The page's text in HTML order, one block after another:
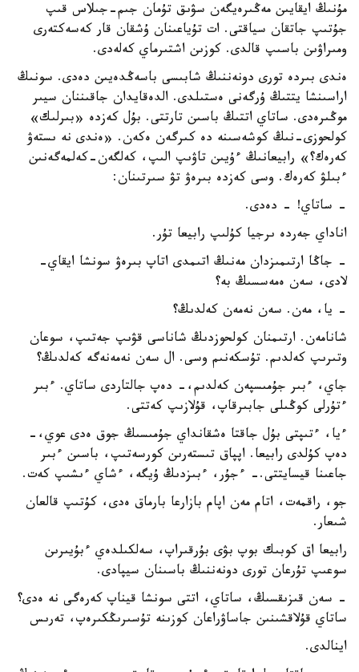
مۇنىڭ ايقايىن مەڭىرەيگەن سۋىق تۇمان جىم-جىلاس قىپ
جۇتىپ جاتقان سياقتى. ات تۇياعىنان ۇشقان قار كەسەكتەرى
ومىراۋىن باسىپ قالدى. كوزىن اشتىرماي كەلەدى.
ەندى بىردە تورى دونەننىڭ شابىسى باسەڭدەيىن دەدى. سونىڭ
اراسىنشا يتتىڭ ۇرگەنى ەستىلدى. الدەقايدان جاقىننان سيىر
موڭىرەدى. ساتاي اتتىڭ باسىن تارتتى. بۇل كەزدە «بىرلىك»
كولحوزى-نىڭ كوشەسىنە دە كىرگەن ەكەن. «ەندى نە ىستەۋ
كەرەك؟» رابيعانىڭ ءۇيىن تاۋىپ الىپ، كەلگەن-كەلمەگەنىن
ءبىلۋ كەرەك. وسى كەزدە بىرەۋ تۋ سىرتىنان:
- ساتاي! - دەدى.
اناداي جەردە ىرجيا كۇلىپ رابيعا تۇر.
- جاڭا ارتىمىزدان مەنىڭ اتىمدى اتاپ بىرەۋ سونشا ايقاي-
لادى، سەن ەمەسسىڭ بە؟
- يا، مەن. سەن نەمەن كەلدىڭ؟
شانامەن. ارتىمنان كولحوزدىڭ شاناسى قۋىپ جەتىپ، سوعان
وتىرىپ كەلدىم. تۇسكەنىم وسى. ال سەن نەمەنەگە كەلدىڭ؟
جاي، ءبىر جۇمىسپەن كەلدىم،- دەپ جالتاردى ساتاي. ءبىر
ءتۇرلى كوڭىلى جابىرقاپ، قۇلازىپ كەتتى.
ءيا، ءتىپتى بۇل جاقتا ەشقانداي جۇمىسىڭ جوق ەدى عوي،-
دەپ كۇلدى رابيعا. اپپاق تىستەرىن كورسەتىپ، باسىن ءبىر
جاعىنا قيسايتتى.- ءجۇر، ءبىزدىڭ ۇيگە، ءشاي ءىشىپ كەت.
جو، راقمەت، اتام مەن اپام بازارعا بارماق ەدى، كۇتىپ قالعان
شىعار.
رابيعا اق كوبىك بوپ بۋى بۇرقىراپ، سەلكىلدەي ءبۇيىرىن
سوعىپ تۇرعان تورى دونەننىڭ باسىنان سيپادى.
- سەن قىزىقسىڭ، ساتاي، اتتى سونشا قيناپ كەرەگى نە ەدى؟
ساتاي قۇلاقشىنىن جاساۋراعان كوزىنە تۇسىرىڭكىرەپ، تەرىس
اينالدى.